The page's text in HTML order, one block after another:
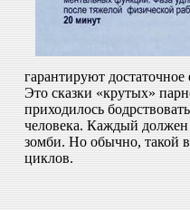
гарантируют
Это сказки «крутых»
приходилось
человека. Каждый должен
зомби. Но обычно, такой
циклов.